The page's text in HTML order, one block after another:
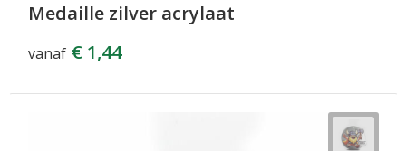
Medaille zilver acrylaat
vanaf € 1,44